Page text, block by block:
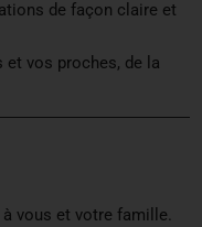
de façon claire et
et vos proches, de la
vous et votre famille.